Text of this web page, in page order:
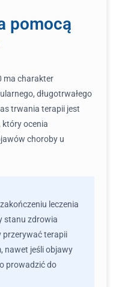
pomocą
ma charakter
długotrwałego
trwania terapii jest
który ocenia
choroby u
leczenia
stanu zdrowia
przerywać terapii
nawet jeśli objawy
prowadzić do